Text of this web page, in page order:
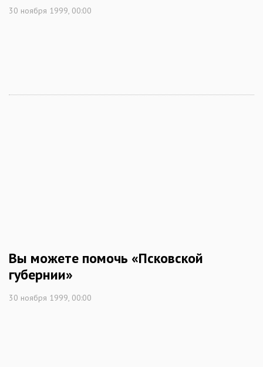
30 ноября 1999, 00:00
Вы можете помочь «Псковской
губернии»
30 ноября 1999, 00:00